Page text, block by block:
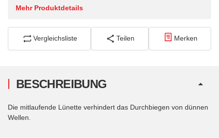
Mehr Produktdetails
Vergleichsliste Teilen Merken
BESCHREIBUNG
Die mitlaufende Lünette verhindert das Durchbiegen von dünnen
Wellen.